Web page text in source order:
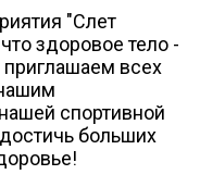
"Слет
здоровое тело -
приглашаем всех
спортивной
больших